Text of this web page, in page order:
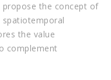
the concept of
spatiotemporal
the value
complement